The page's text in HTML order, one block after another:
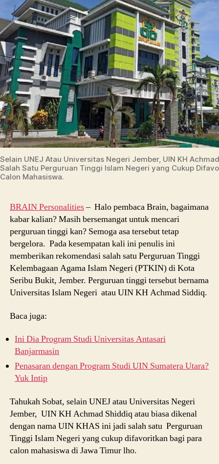
Selain UNEJ Atau Universitas Negeri Jember, UIN KH
Salah Satu Perguruan Tinggi Islam Negeri yang Cukup
Calon Mahasiswa.
BRAIN Personalities– Halo pembaca Brain, bagaimana
kabar kalian? Masih bersemangat untuk mencari
perguruan tinggi kan? Semoga asa tersebut tetap
bergelora. Pada kesempatan kali ini penulis ini
memberikan rekomendasi salah satu Perguruan Tinggi
Kelembagaan Agama Islam Negeri (PTKIN) di Kota
Seribu Bukit, Jember. Perguruan tinggi tersebut bernama
Universitas Islam Negeri atau UIN KH Achmad Siddiq.
Baca juga:
Ini Dia Program Studi Universitas Antasari
Banjarmasin
Penasaran dengan Program Studi UIN Sumatera Utara?
Yuk Intip
Tahukah Sobat, selain UNEJ atau Universitas Negeri
Jember, UIN KH Achmad Shiddiq atau biasa dikenal
dengan nama UIN KHAS ini jadi salah satu Perguruan
Tinggi Islam Negeri yang cukup difavoritkan bagi para
calon mahasiswa di Jawa Timur lho.